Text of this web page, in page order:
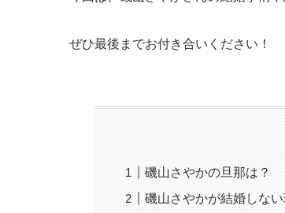
ぜひ最後までお付き合いください！
磯山さやかの旦那は？
磯山さやかが結婚しな